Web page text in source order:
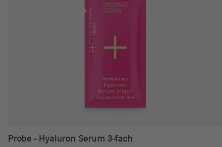
Probe - Hyaluron Serum 3-fach